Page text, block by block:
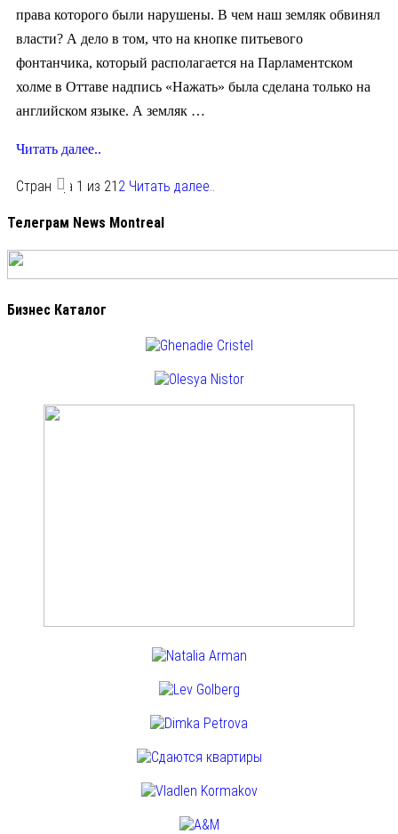
права которого были нарушены. В чем наш земляк обвинял
власти? А дело в том, что на кнопке питьевого
фонтанчика, который располагается на Парламентском
холме в Оттаве надпись «Нажать» была сделана только на
английском языке. А земляк …
Читать далее..
Страница 1 из 21 2 Читать далее..
Телеграм News Montreal
Бизнес Каталог